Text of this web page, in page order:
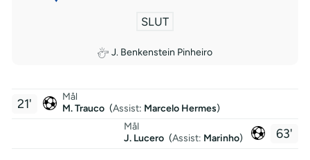
SLUT
J. Benkenstein Pinheiro
Mål
M. Trauco (Assist: Marcelo Hermes)
21'
63'
Mål
J. Lucero (Assist: Marinho)